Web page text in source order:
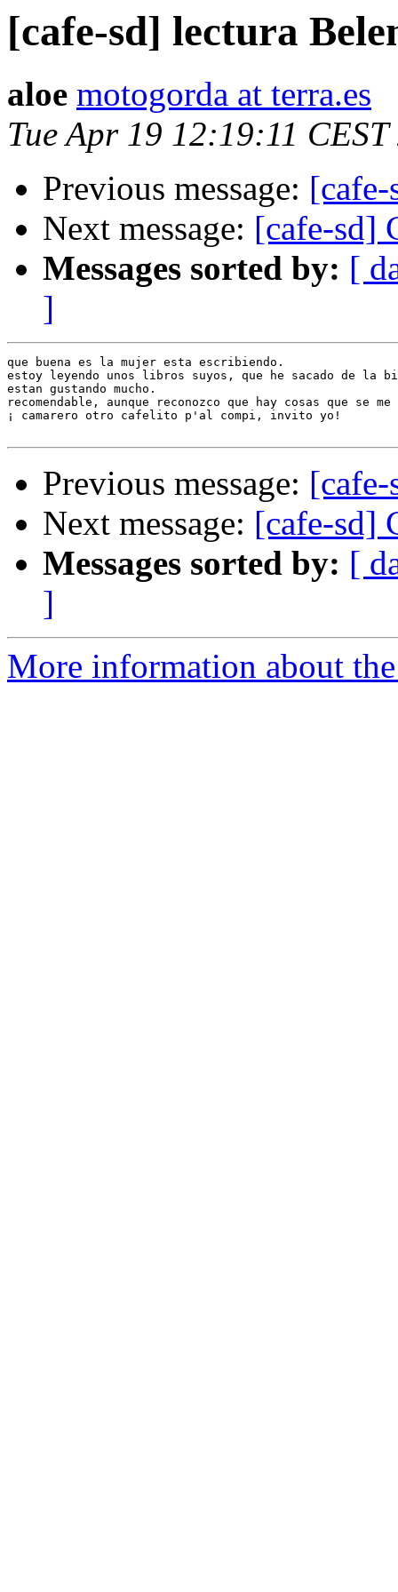
[cafe-sd] lectura
aloe motogorda at terra.es
Tue Apr 19 12:19:11
Previous message:
Next message: [cafe-sd]
Messages sorted by: [
]
que buena es la mujer esta escribiendo.
estoy leyendo unos libros suyos, que he sacado de la
estan gustando mucho.
recomendable, aunque reconozco que hay cosas que se me
¡ camarero otro cafelito p'al compi, invito yo!
Previous message:
Next message: [cafe-sd]
Messages sorted by: [
]
More information about